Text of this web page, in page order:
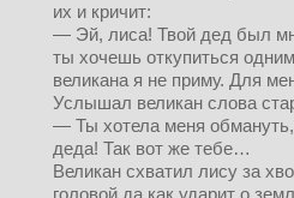
их и кричит:
— Эй, лиса! Твой дед был
ты хочешь откупиться
великана я не приму. Для
Услышал великан слова
— Ты хотела меня обмануть,
деда! Так вот же тебе…
Великан схватил лису за
головой да как ударит о